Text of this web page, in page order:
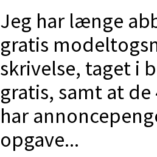
Jeg har længe
gratis
skrivelse, taget i
gratis, samt at
har
opgave...